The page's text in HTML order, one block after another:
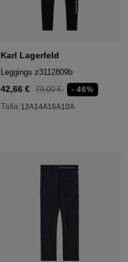
Karl Lagerfeld
Leggings z3112809b
42,66 € 79,00 € - 46%
Talla:12A14A16A10A